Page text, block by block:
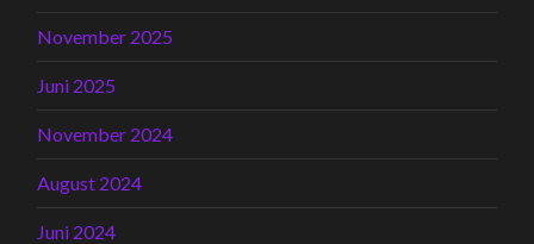
November 2025
Juni 2025
November 2024
August 2024
Juni 2024